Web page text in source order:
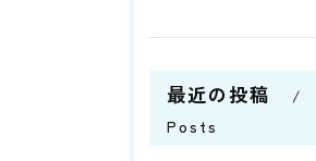
最近の投稿
Posts